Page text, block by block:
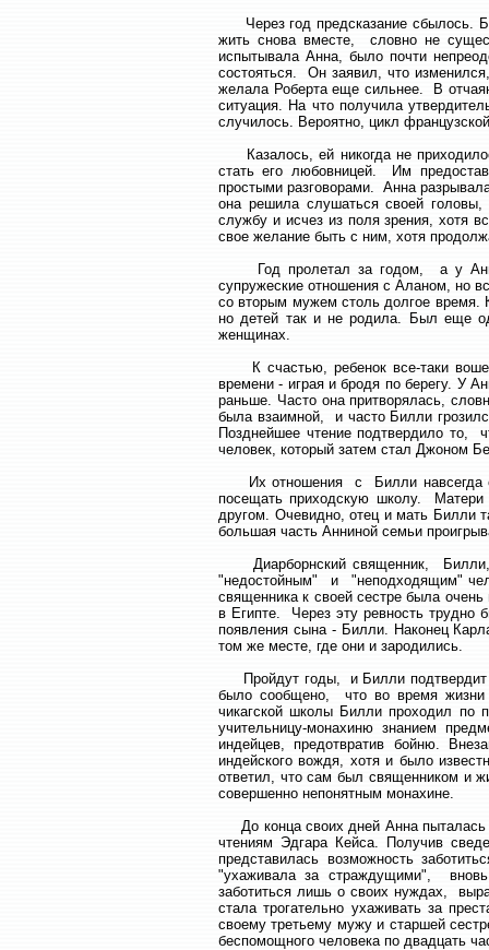
Через год предсказание сбылось.
жить снова вместе, словно не
испытывала Анна, было почти
состояться. Он заявил, что
желала Роберта еще сильнее. В
ситуация. На что получила
случилось. Вероятно, цикл
Казалось, ей никогда не
стать его любовницей. Им
простыми разговорами. Анна
она решила слушаться своей
службу и исчез из поля зрения, хотя
свое желание быть с ним, хотя
Год пролетал за годом, а у Анны
супружеские отношения с Аланом, но
со вторым мужем столь долгое
но детей так и не родила. Был еще
женщинах.
К счастью, ребенок все-таки
времени - играя и бродя по берегу. У
раньше. Часто она притворялась,
была взаимной, и часто Билли
Позднейшее чтение подтвердило то,
человек, который затем стал Джоном
Их отношения с Билли навсегда
посещать приходскую школу.
другом. Очевидно, отец и мать Билли
большая часть Анниной семьи
Диарборнский священник, Билли,
"недостойным" и "неподходящим"
священника к своей сестре была
в Египте. Через эту ревность трудно
появления сына - Билли. Наконец
том же месте, где они и зародились.
Пройдут годы, и Билли подтвердит
было сообщено, что во время жизни
чикагской школы Билли проходил по
учительницу-монахиню знанием
индейцев, предотвратив бойню.
индейского вождя, хотя и было
ответил, что сам был священником и
совершенно непонятным монахине.
До конца своих дней Анна пыталась
чтениям Эдгара Кейса. Получив
представилась возможность
"ухаживала за страждущими",
заботиться лишь о своих нуждах,
стала трогательно ухаживать за
своему третьему мужу и старшей
беспомощного человека по двадцать